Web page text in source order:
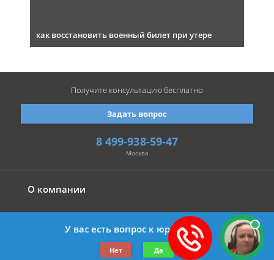
как восстановить военный билет при утере
О компании
©2019-2026 Все права защищены.
8 499-938-59-47
Москва
Задать вопрос
Получите консультациюбесплатно
У вас есть вопрос к юристу?
Нет Да